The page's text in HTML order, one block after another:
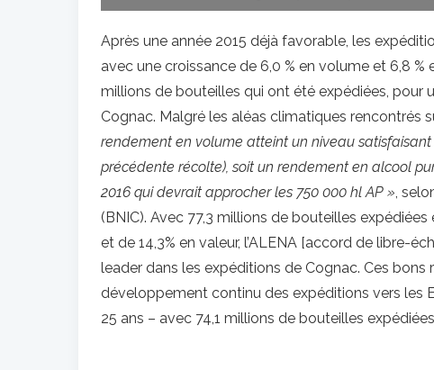
Après une année 2015 déjà favorable, les
avec une croissance de 6,0 % en volume et 6,8 %
millions de bouteilles qui ont été expédiées, pour
Cognac. Malgré les aléas climatiques rencontrés
rendement en volume atteint un niveau
précédente récolte), soit un rendement en alcool
2016 qui devrait approcher les 750 000 hl AP »,
(BNIC). Avec 77,3 millions de bouteilles
et de 14,3% en valeur, l’ALENA [accord de libre-
leader dans les expéditions de Cognac. Ces
développement continu des expéditions vers les
25 ans – avec 74,1 millions de bouteilles